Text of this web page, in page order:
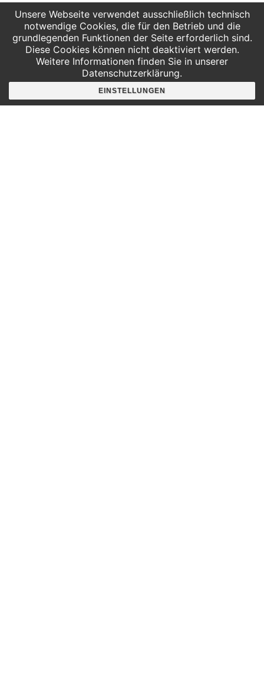
ihre Kinder. Direkt vor der Veranstaltung ist dazu ein
entsprechendes Formular, welches wir für Sie an der
Kasse bereithalten, auszufüllen.
DenAnweisungendes INSPIRATA-Personals ist in
jedem Falle Folge zu leisten.
8. Außer in vorher vereinbarten Fällen hat in
Unsere Webseite verwendet ausschließlich technisch
notwendige Cookies, die für den Betrieb und die
grundlegenden Funktionen der Seite erforderlich sind.
Diese Cookies können nicht deaktiviert werden.
Weitere Informationen finden Sie in unserer
Datenschutzerklärung.
EINSTELLUNGEN